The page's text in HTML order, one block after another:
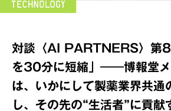
対談〈AI PARTNERS〉第8
を30分に短縮」――博報堂メ
は、いかにして製薬業界共通
し、その先の“生活者”に貢献